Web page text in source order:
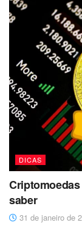
DICAS
saber
31 de janeiro de